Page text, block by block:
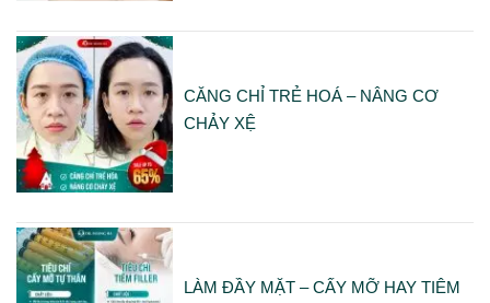
CĂNG CHỈ TRẺ HOÁ – NÂNG CƠ
CHẢY XỆ
LÀM ĐẦY MẶT – CẤY MỠ HAY TIÊM